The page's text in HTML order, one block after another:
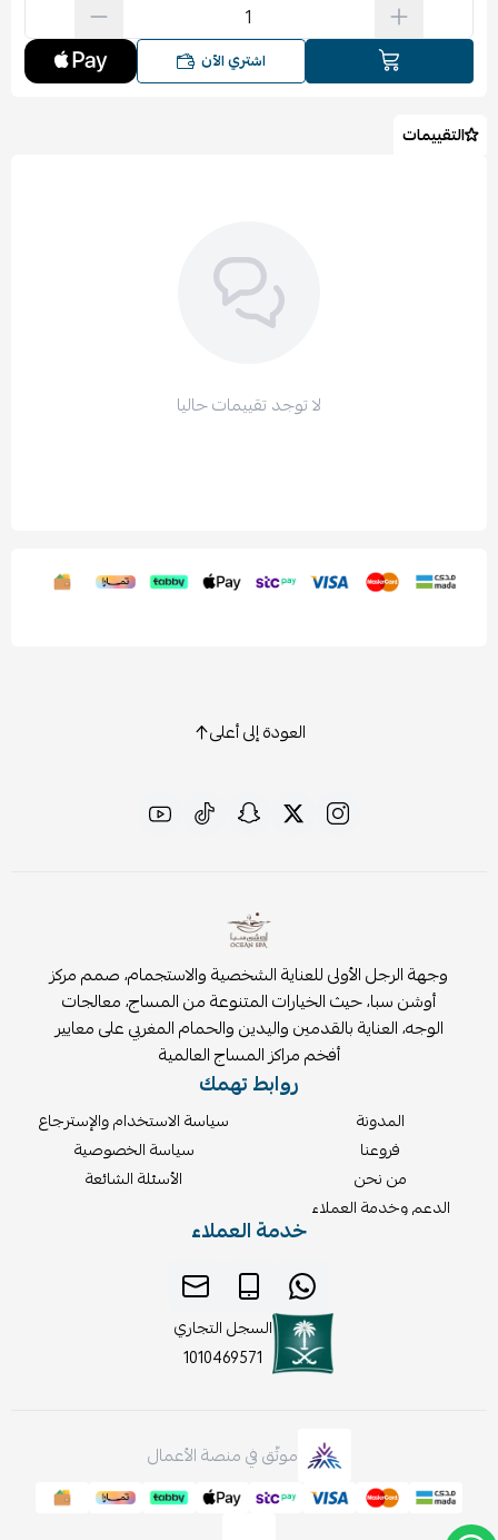
اشتري الآن
التقييمات
لا توجد تقييمات حاليا
العودة إلى أعلى
وجهة الرجل الأولى للعناية الشخصية والاستجمام، صمم مركز
أوشن سبا، حيث الخيارات المتنوعة من المساج، معالجات
الوجه، العناية بالقدمين واليدين والحمام المغربي على معايير
أفخم مراكز المساج العالمية
روابط تهمك
المدونة
فروعنا
من نحن
الدعم وخدمة العملاء
سياسة الاستخدام والإسترجاع
سياسة الخصوصية
الأسئلة الشائعة
خدمة العملاء
السجل التجاري
1010469571
موثّق في منصة الأعمال